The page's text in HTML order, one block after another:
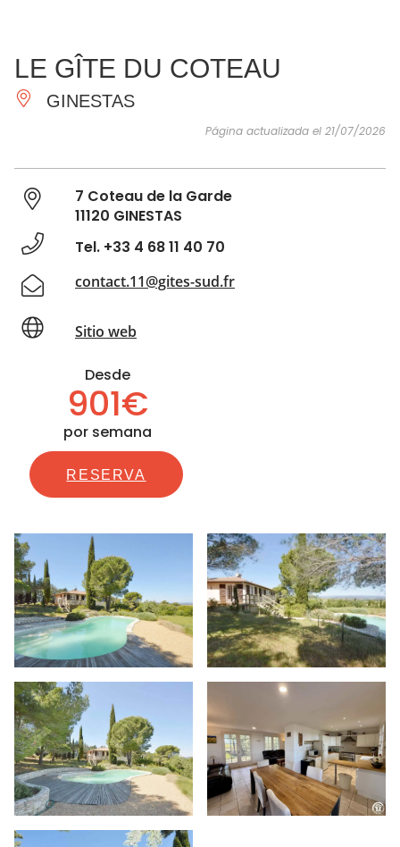
IMPRESCINDIBLES
HACER
INSPIRACIONES
LE GÎTE DU COTEAU
GINESTAS
Página actualizada el 21/07/2026
7 Coteau de la Garde
11120 GINESTAS
Tel. +33 4 68 11 40 70
contact.11@gites-sud.fr
Sitio web
Desde
901€
por semana
RESERVA